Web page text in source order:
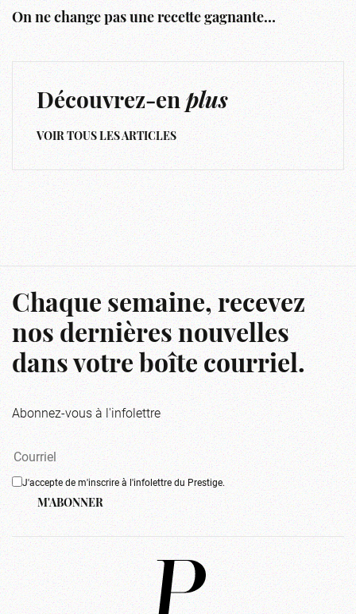
On ne change pas une recette gagnante…
Découvrez-enplus
VOIR TOUS LES ARTICLES
Chaque semaine, recevez
nos dernières nouvelles
dans votre boîte courriel.
Abonnez-vous à l'infolettre
J'accepte de m'inscrire à l'infolettre du Prestige.
M'ABONNER